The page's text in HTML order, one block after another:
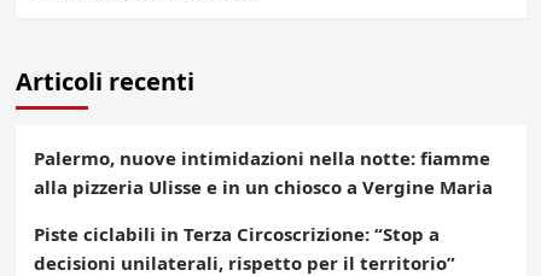
Articoli recenti
Palermo, nuove intimidazioni nella notte: fiamme
alla pizzeria Ulisse e in un chiosco a Vergine Maria
Piste ciclabili in Terza Circoscrizione: “Stop a
decisioni unilaterali, rispetto per il territorio”